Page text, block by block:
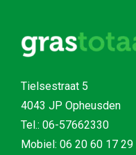
Tielsestraat 5
4043 JP Opheusden
Tel.: 06-57662330
Mobiel: 06 20 60 17 29